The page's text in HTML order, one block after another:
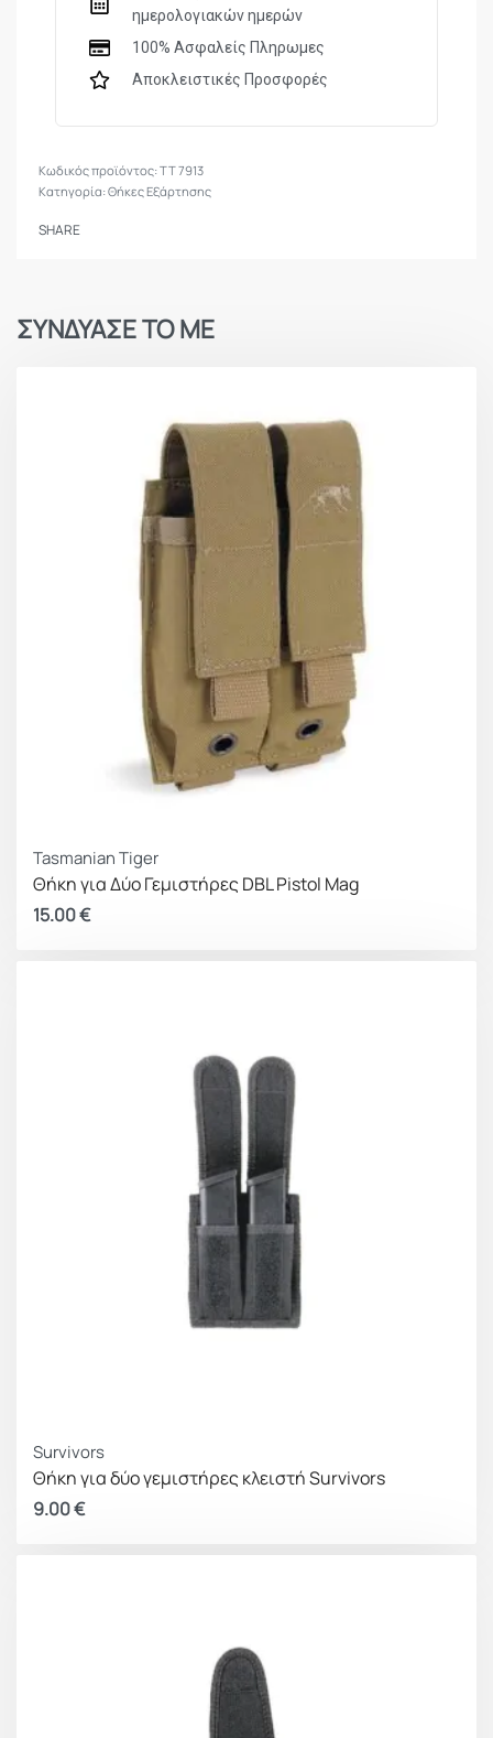
ημερολογιακών ημερών
100% Ασφαλείς Πληρωμες
Αποκλειστικές Προσφορές
TT 7913
Κατηγορία:Θήκες Εξάρτησης
SHARE
ΣΥΝΔΥΑΣΕ ΤΟ ΜΕ
Tasmanian Tiger
Θήκη για Δύο Γεμιστήρες DBL Pistol Mag
15.00€
Survivors
Θήκη για δύο γεμιστήρες κλειστή Survivors
9.00€